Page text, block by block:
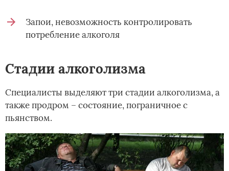
Запои, невозможность контролировать
потребление алкоголя
Стадии алкоголизма
Специалисты выделяют три стадии алкоголизма, а
также продром – состояние, пограничное с
пьянством.